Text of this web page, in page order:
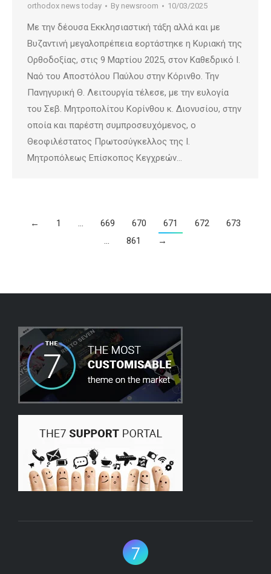
orthodox news today By newsroom 10/03/2025
Με την δέουσα Εκκλησιαστική τάξη αλλά και με
Βυζαντινή μεγαλοπρέπεια εορτάστηκε η Κυριακή της
Ορθοδοξίας, στις 9 Μαρτίου 2025, στον Καθεδρικό Ι.
Ναό του Αποστόλου Παύλου στην Κόρινθο. Την
Πανηγυρική Θ. Λειτουργία τέλεσε, με την ευλογία
του Σεβ. Μητροπολίτου Κορίνθου κ. Διονυσίου, στην
οποία και παρέστη συμπροσευχόμενος, ο
Θεοφιλέστατος Πρωτοσύγκελλος της Ι.
Μητροπόλεως Επίσκοπος Κεγχρεών…
← 1 … 669 670 671 672
673
…
861 →